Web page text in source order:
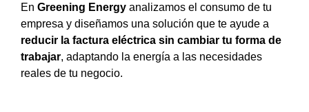
En Greening Energy analizamos el consumo de tu
empresa y diseñamos una solución que te ayude a
reducir la factura eléctrica sin cambiar tu forma de
trabajar, adaptando la energía a las necesidades
reales de tu negocio.